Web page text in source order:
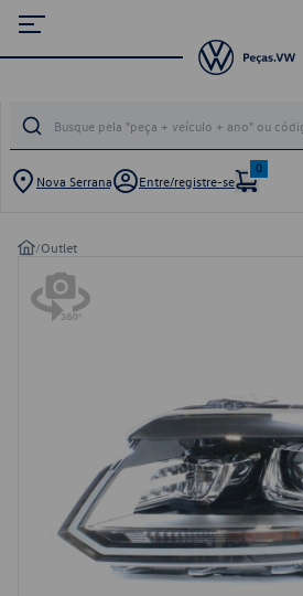
Nova Serrana Entre/registre-se
0
/Outlet